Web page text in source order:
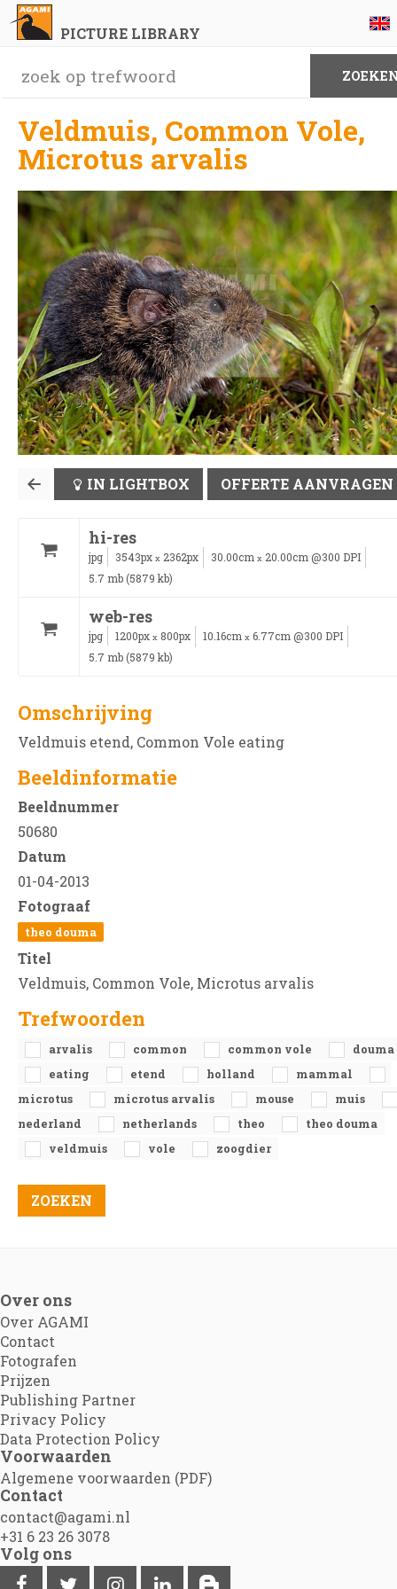
PICTURE LIBRARY
Veldmuis, Common Vole,
Microtus arvalis
IN LIGHTBOX OFFERTE AANVRAGEN
hi-res
jpg 3543px x 2362px 30.00cm x 20.00cm @300 DPI
5.7 mb (5879 kb)
web-res
jpg 1200px x 800px 10.16cm x 6.77cm @300 DPI
5.7 mb (5879 kb)
Omschrijving
Veldmuis etend, Common Vole eating
Beeldinformatie
Beeldnummer
50680
Datum
01-04-2013
Fotograaf
theo douma
Titel
Veldmuis, Common Vole, Microtus arvalis
Trefwoorden
arvalis common common vole
douma
eating
etend holland
mammal
microtus
microtus arvalis mouse
muis
nederland
netherlands theo
theo douma
veldmuis
vole zoogdier
Over ons
Over AGAMI
Contact
Fotografen
Prijzen
Publishing Partner
Privacy Policy
Data Protection Policy
Voorwaarden
Algemene voorwaarden (PDF)
Contact
contact@agami.nl
+31 6 23 26 3078
Volg ons